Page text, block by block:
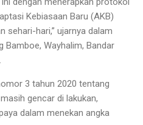
Kebiasaan Baru (AKB)
sehari-hari,” ujarnya dalam
Bamboe, Wayhalim, Bandar
3 tahun 2020 tentang
gencar di lakukan,
dalam menekan angka